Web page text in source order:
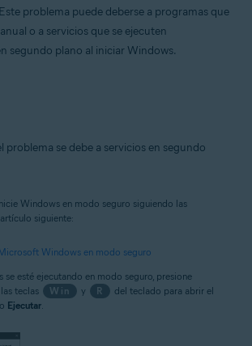
11 Home/Pro/Enterprise/Education
10 Home/Pro/Enterprise/Education - 32 o 64 bits
Enterprise/Ultimate - Service Pack 1 con
problema puede deberse a programas que
o a servicios que se ejecuten
segundo plano al iniciar Windows.
problema se debe a servicios en segundo
Windows en modo seguro siguiendo las
siguiente:
Windows en modo seguro
se esté ejecutando en modo seguro, presione
teclas
Win y R
del teclado para abrir el
Ejecutar.